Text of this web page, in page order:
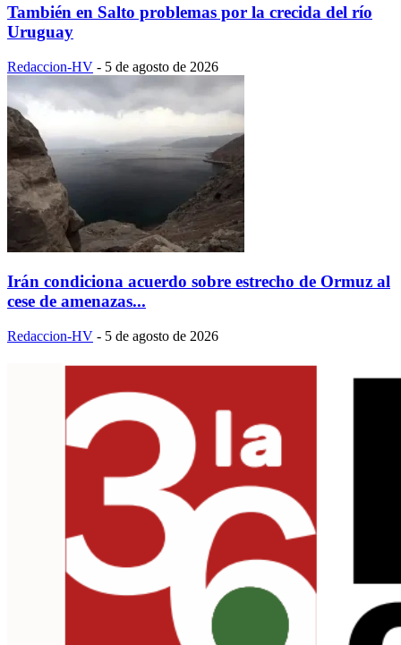
También en Salto problemas por la crecida del río
Uruguay
Redaccion-HV - 5 de agosto de 2026
Irán condiciona acuerdo sobre estrecho de Ormuz al
cese de amenazas...
Redaccion-HV - 5 de agosto de 2026